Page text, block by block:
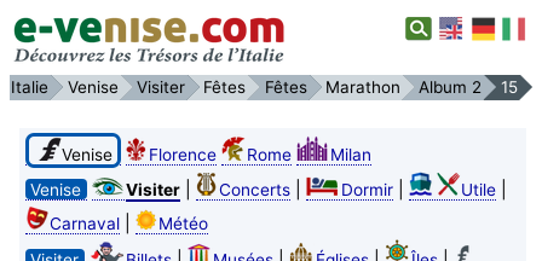
Italie Venise Visiter Fêtes Fêtes Marathon Album 2 15
Venise Florence Rome
Milan
Venise
Visiter| Concerts| Dormir| Utile|
Carnaval|
Météo